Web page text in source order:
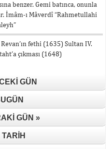
benzer. Gemi batınca, onunla
İmâm-ı Mâverdî “Rahmetullahi
fethi (1635) Sultan IV.
çıkması (1648)
GÜN
GÜN »
TARIH